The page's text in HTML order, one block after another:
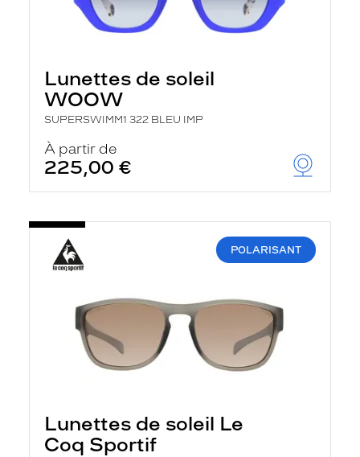
Lunettes de soleil
WOOW
SUPERSWIMM1 322 BLEU IMP
À partir de
225,00 €
POLARISANT
Lunettes de soleil Le
Coq Sportif